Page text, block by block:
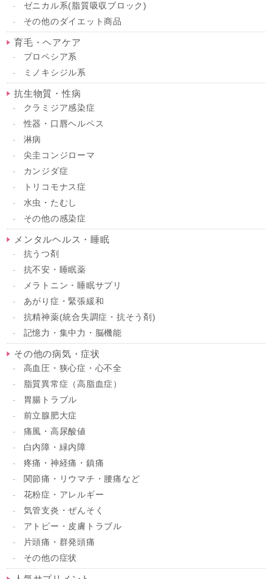
ゼニカル系(脂質吸収ブロック)
その他のダイエット商品
育毛・ヘアケア
プロペシア系
ミノキシジル系
抗生物質・性病
クラミジア感染症
性器・口唇ヘルペス
淋病
尖圭コンジローマ
カンジダ症
トリコモナス症
水虫・たむし
その他の感染症
メンタルヘルス・睡眠
抗うつ剤
抗不安・睡眠薬
メラトニン・睡眠サプリ
あがり症・緊張緩和
抗精神薬(統合失調症・抗そう剤)
記憶力・集中力・脳機能
その他の病気・症状
高血圧・狭心症・心不全
脂質異常症（高脂血症）
胃腸トラブル
前立腺肥大症
痛風・高尿酸値
白内障・緑内障
疼痛・神経痛・鎮痛
関節痛・リウマチ・腰痛など
花粉症・アレルギー
気管支炎・ぜんそく
アトピー・皮膚トラブル
片頭痛・群発頭痛
その他の症状